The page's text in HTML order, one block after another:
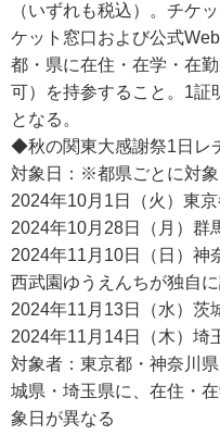
（いずれも税込）。チケ
ケット窓口および公式
都・県に在住・在学・在
可）を持参すること。1証
となる。
◆秋の関東大感謝祭1日レ
対象日：※都県ごとに対
2024年10月1日（火）東京
2024年10月28日（月）群
2024年11月10日（日）
西武園ゆうえんちが独自に
2024年11月13日（水）茨
2024年11月14日（木）埼
対象者：東京都・神奈川
城県・埼玉県に、在住・
象日が異なる